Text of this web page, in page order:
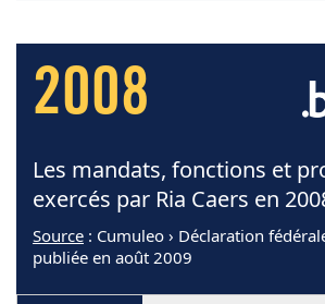
2008
Les mandats, fonctions et
exercés par Ria Caers en
Source : Cumuleo › Déclaration
publiée en août 2009